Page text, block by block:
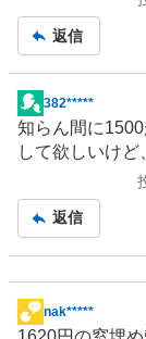
返信
掲
示
板
382*****
知らん間に
して欲しいけど
返信
掲
nak*****